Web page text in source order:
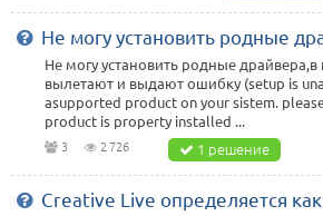
Не могу установить родные
Не могу установить родные драйвера,в
вылетают и выдают ошибку (setup is
asupported product on your sistem.
product is property installed ...
3 2 726 1 решение
Creative Live определяется